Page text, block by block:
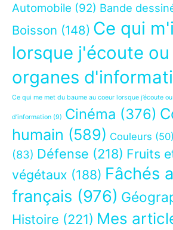
Automobile (92) Bande
Boisson (148) Ce qui
lorsque j'écoute ou
organes
Ce qui me met du baume au coeur lorsque j’écoute
d’information (9) Cinéma (376)
humain (589) Couleurs (50)
(83) Défense (218) Fruits
végétaux (188) Fâchés
français (976)
Histoire (221) Mes